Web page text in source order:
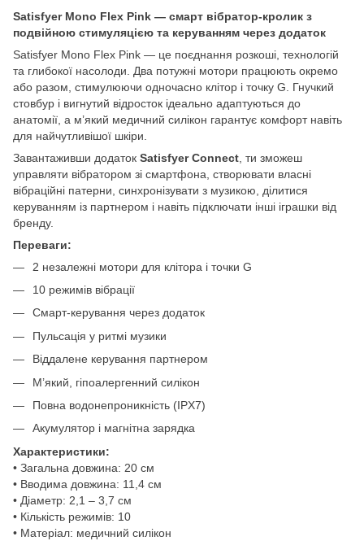
Satisfyer Mono Flex Pink — смарт вібратор-кролик з
подвійною стимуляцією та керуванням через додаток
Satisfyer Mono Flex Pink — це поєднання розкоші, технологій
та глибокої насолоди. Два потужні мотори працюють окремо
або разом, стимулюючи одночасно клітор і точку G. Гнучкий
стовбур і вигнутий відросток ідеально адаптуються до
анатомії, а м’який медичний силікон гарантує комфорт навіть
для найчутливішої шкіри.
Завантаживши додаток Satisfyer Connect , ти зможеш
управляти вібратором зі смартфона, створювати власні
вібраційні патерни, синхронізувати з музикою, ділитися
керуванням із партнером і навіть підключати інші іграшки від
бренду.
Переваги:
2 незалежні мотори для клітора і точки G
10 режимів вібрації
Смарт-керування через додаток
Пульсація у ритмі музики
Віддалене керування партнером
М’який, гіпоалергенний силікон
Повна водонепроникність (IPX7)
Акумулятор і магнітна зарядка
Характеристики:
• Загальна довжина: 20 см
• Вводима довжина: 11,4 см
• Діаметр: 2,1 – 3,7 см
• Кількість режимів: 10
• Матеріал: медичний силікон